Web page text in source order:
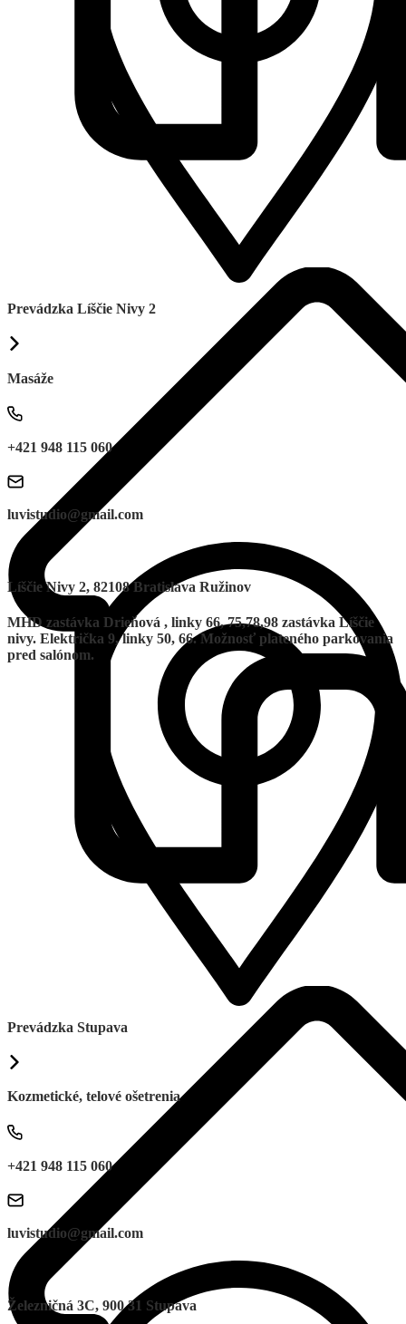
Prevádzka Líščie Nivy 2
Masáže
+421 948 115 060
luvistudio@gmail.com
Líščie Nivy 2, 82108 Bratislava Ružinov
MHD zastávka Drieňová , linky 66, 75,78,98 zastávka Líščie
nivy. Električka 9, linky 50, 66. Možnosť plateného parkovania
pred salónom.
Prevádzka Stupava
Kozmetické, telové ošetrenia
+421 948 115 060
luvistudio@gmail.com
Železničná 3C, 900 31 Stupava